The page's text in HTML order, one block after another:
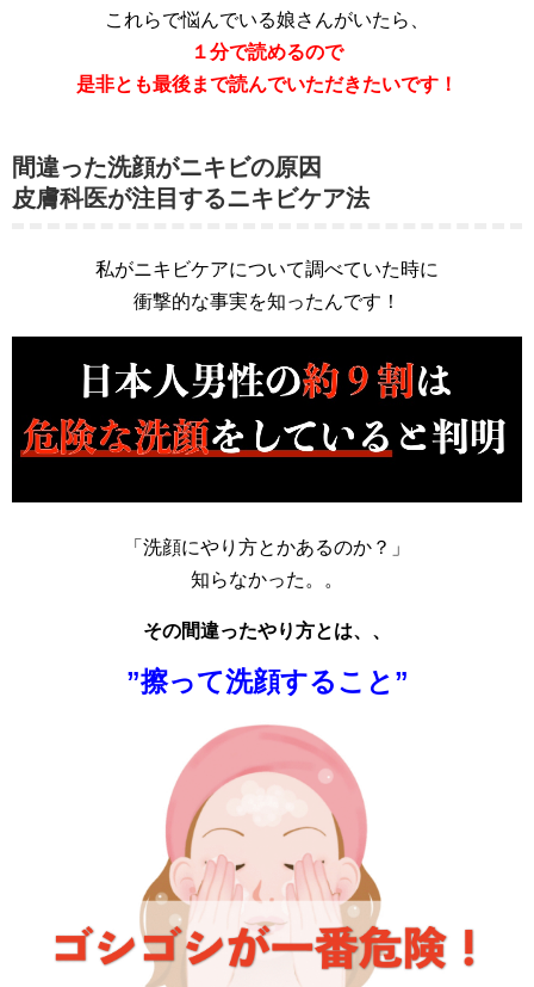
これらで悩んでいる娘さんがいたら、
１分で読めるので
是非とも最後まで読んでいただきたいです！
間違った洗顔がニキビの原因
皮膚科医が注目するニキビケア法
私がニキビケアについて調べていた時に
衝撃的な事実を知ったんです！
「洗顔にやり方とかあるのか？」
知らなかった。。
その間違ったやり方とは、、
”擦って洗顔すること”